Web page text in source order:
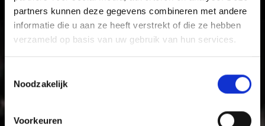
partners kunnen deze gegevens combineren met andere
informatie die u aan ze heeft verstrekt of die ze hebben
verzameld op basis van uw gebruik van hun services.
Noodzakelijk
Voorkeuren
Vinschgau vallei
Met zijn kastelen, middeleeuwse klooster- en
stadsmuren en levendige tradities is het zonnige
tijdens hun vakantie plezier en cultuur zoeken.